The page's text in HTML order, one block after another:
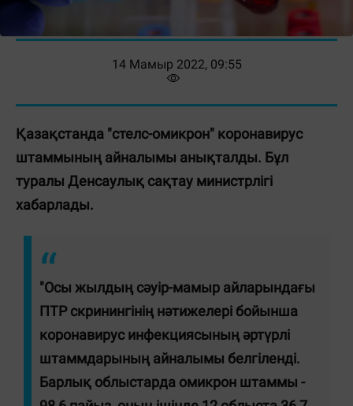
14 Мамыр 2022, 09:55
Қазақстанда "стелс-омикрон" коронавирус
штаммының айналымы анықталды. Бұл
туралы Денсаулық сақтау министрлігі
хабарлады.
"Осы жылдың сәуір-мамыр айларындағы
ПТР скринингінің нәтижелері бойынша
коронавирус инфекциясының әртүрлі
штаммдарының айналымы белгіленді.
Барлық облыстарда омикрон штаммы -